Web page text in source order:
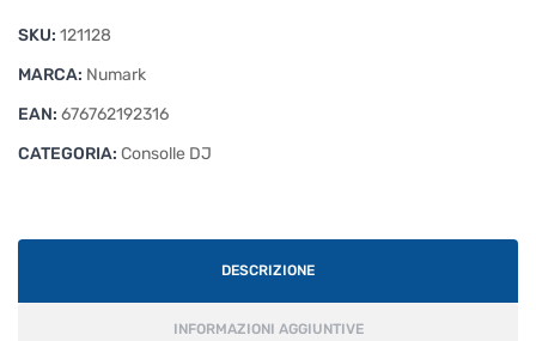
SKU: 121128
MARCA: Numark
EAN: 676762192316
CATEGORIA: Consolle DJ
DESCRIZIONE
INFORMAZIONI AGGIUNTIVE